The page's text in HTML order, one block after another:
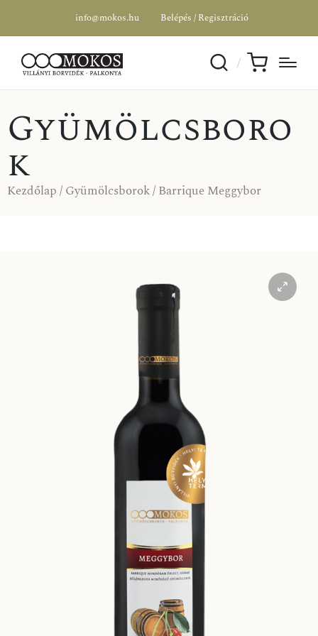
info@mokos.hu Belépés / Regisztráció
Gyümölcsboro
k
Kezdőlap/Gyümölcsborok/ Barrique Meggybor